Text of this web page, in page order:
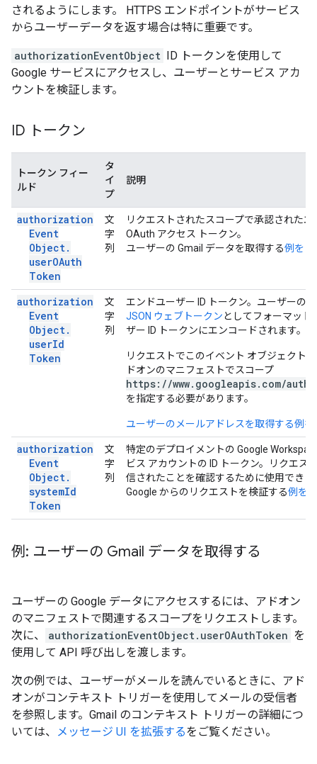
されるようにします。 HTTPS エンドポイントがサービス
からユーザーデータを返す場合は特に重要です。
authorizationEventObject ID トークンを使用して
Google サービスにアクセスし、ユーザーとサービス アカ
ウントを検証します。
ID トークン
トークン フィー
ルド
タ
イ
プ
説明
authorization
Event
Object.
userOAuth
Token
文
字
列
リクエストされたスコープで承認された
OAuth アクセス トークン。
ユーザーの Gmail データを取得する例をご
authorization
Event
Object.
userId
Token
文
字
列
エンドユーザー ID トークン。ユーザーの
JSON ウェブトークンとしてフォーマット
ザー ID トークンにエンコードされます。
リクエストでこのイベント オブジェクト
ドオンのマニフェストでスコープ
https://www.googleapis.com/
を指定する必要があります。
ユーザーのメールアドレスを取得する例
authorization
Event
Object.
systemId
Token
文
字
列
特定のデプロイメントの Google
ビス アカウントの ID トークン。リクエス
信されたことを確認するために使用できま
Google からのリクエストを検証する例を
例: ユーザーの Gmail データを取得する
ユーザーの Google データにアクセスするには、アドオン
のマニフェストで関連するスコープをリクエストします。
次に、
authorizationEventObject.userOAuthToken を
使用して API 呼び出しを渡します。
次の例では、ユーザーがメールを読んでいるときに、アド
オンがコンテキスト トリガーを使用してメールの受信者
を参照します。Gmail のコンテキスト トリガーの詳細につ
いては、
メッセージ UI を拡張するをご覧ください。